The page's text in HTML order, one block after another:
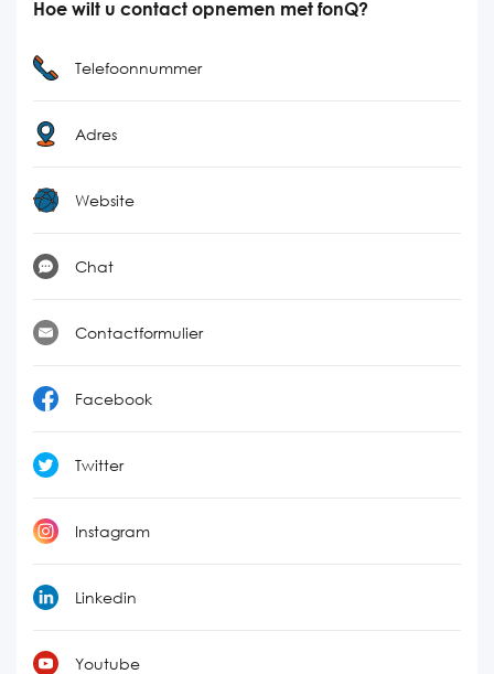
Hoe wilt u contact opnemen met fonQ?
Telefoonnummer
Adres
Website
Chat
Contactformulier
Facebook
Twitter
Instagram
Linkedin
Youtube